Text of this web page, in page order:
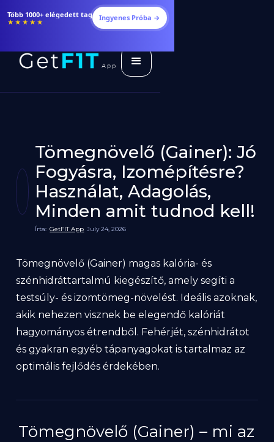
Étrendek, receptek és edzéstervek
★★★★★ Ingyenes Próba →
Tömegnövelő (Gainer): Jó
Fogyásra, Izomépítésre?
Használat, Adagolás,
Minden amit tudnod kell!
Írta: GetFIT App July 24, 2026
Tömegnövelő (Gainer) magas kalória- és
szénhidráttartalmú kiegészítő, amely segíti a
testsúly- és izomtömeg-növelést. Ideális azoknak,
akik nehezen visznek be elegendő kalóriát
hagyományos étrendből. Fehérjét, szénhidrátot
és gyakran egyéb tápanyagokat is tartalmaz az
optimális fejlődés érdekében.
Tömegnövelő (Gainer) – mi az